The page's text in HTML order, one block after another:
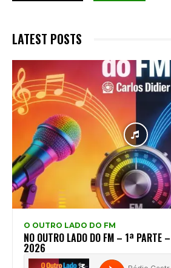
LATEST POSTS
O OUTRO LADO DO FM
NO OUTRO LADO DO FM – 1ª PARTE
2026